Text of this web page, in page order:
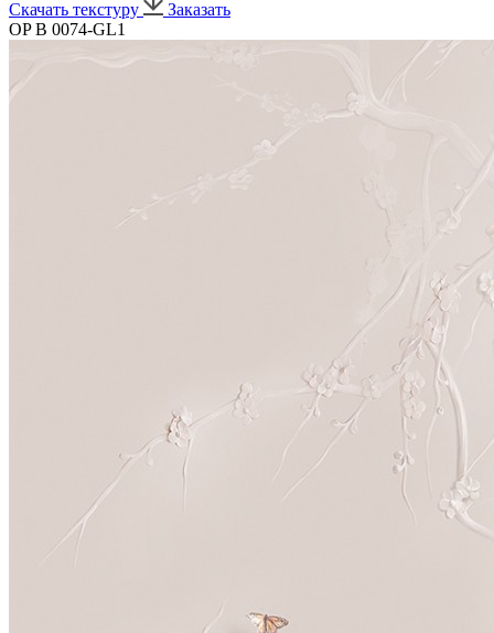
Скачать текстуру
Заказать
OP B 0074-GL1